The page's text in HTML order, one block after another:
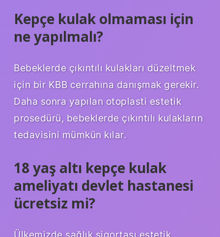
Kepçe kulak olmaması için
ne yapılmalı?
Bebeklerde çıkıntılı kulakları düzeltmek
için bir KBB cerrahına danışmak gerekir.
Daha sonra yapılan otoplasti estetik
prosedürü, bebeklerde çıkıntılı kulakların
tedavisini mümkün kılar.
18 yaş altı kepçe kulak
ameliyatı devlet hastanesi
ücretsiz mi?
Ülkemizde sağlık sigortası estetik